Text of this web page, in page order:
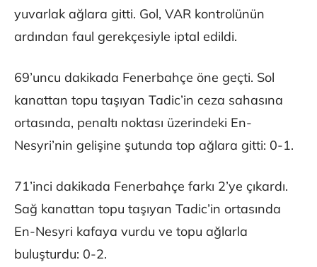
yuvarlak ağlara gitti. Gol, VAR kontrolünün
ardından faul gerekçesiyle iptal edildi.
69’uncu dakikada Fenerbahçe öne geçti. Sol
kanattan topu taşıyan Tadic’in ceza sahasına
ortasında, penaltı noktası üzerindeki En-
Nesyri’nin gelişine şutunda top ağlara gitti: 0-1.
71’inci dakikada Fenerbahçe farkı 2’ye çıkardı.
Sağ kanattan topu taşıyan Tadic’in ortasında
En-Nesyri kafaya vurdu ve topu ağlarla
buluşturdu: 0-2.